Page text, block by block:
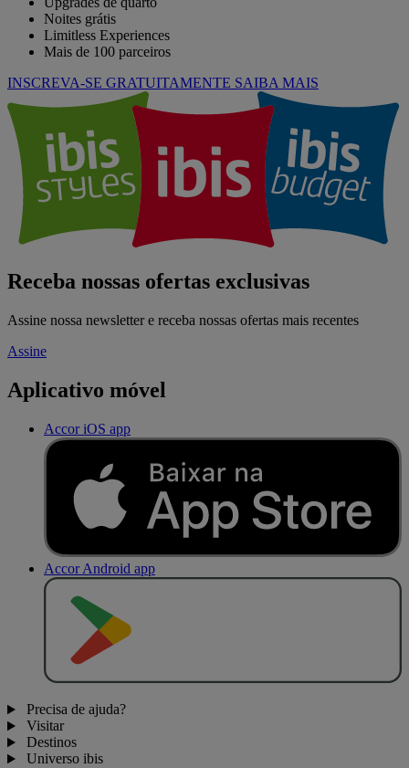
Noites grátis
Limitless Experiences
Mais de 100 parceiros
INSCREVA-SE GRATUITAMENTE SAIBA MAIS
Receba nossas ofertas exclusivas
Assine nossa newsletter e receba nossas ofertas mais recentes
Assine
Aplicativo móvel
Accor iOS app
Accor Android app
Precisa de ajuda?
Visitar
Destinos
Universo ibis